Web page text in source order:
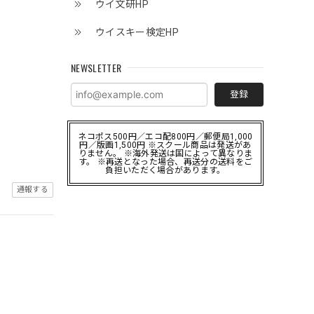
ウイ文研HP
ウイスキー検定HP
NEWSLETTER
登録
ネコポス500円／エコ配800円／郵便局1,000
円／版画1,500円 ※スクール商品は発送があ
りません。 ※海外発送は国によって異なりま
す。 ※再送となった場合、再送分の送料をご
負担いただく場合があります。
通報する